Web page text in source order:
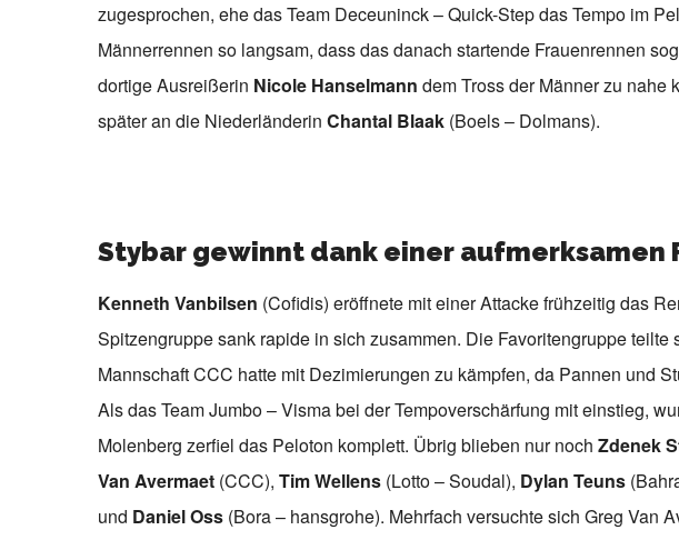
zugesprochen, ehe das Team Deceuninck – Quick-Step das Tempo im
Männerrennen so langsam, dass das danach startende Frauenrennen
dortige Ausreißerin Nicole Hanselmann dem Tross der Männer zu nahe
später an die Niederländerin Chantal Blaak (Boels – Dolmans).
Stybar gewinnt dank einer aufmerksamen
Kenneth Vanbilsen (Cofidis) eröffnete mit einer Attacke frühzeitig das
Spitzengruppe sank rapide in sich zusammen. Die Favoritengruppe
Mannschaft CCC hatte mit Dezimierungen zu kämpfen, da Pannen und
Als das Team Jumbo – Visma bei der Tempoverschärfung mit einstieg,
Molenberg zerfiel das Peloton komplett. Übrig blieben nur noch Zdenek
Van Avermaet (CCC), Tim Wellens (Lotto – Soudal), Dylan Teuns
und Daniel Oss (Bora – hansgrohe). Mehrfach versuchte sich Greg Van